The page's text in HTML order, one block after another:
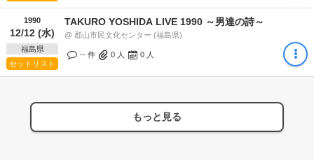
1990
12/12 (水)
福島県
セットリスト
TAKURO YOSHIDA LIVE 1990 ～男達の詩～
@ 郡山市民文化センター (福島県)
-- 件 0 人 0 人
もっと見る